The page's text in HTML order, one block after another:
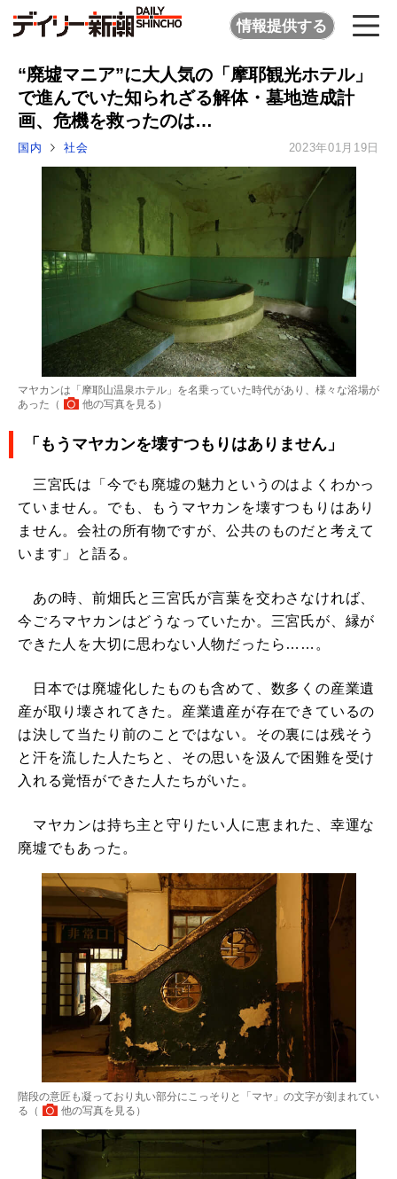
情報提供する
“廃墟マニア”に大人気の「摩耶観光ホテル」
で進んでいた知られざる解体・墓地造成計
画、危機を救ったのは…
国内 社会 2023年01月19日
マヤカンは「摩耶山温泉ホテル」を名乗っていた時代があり、様々な浴場が
あった（
他の写真を見る ）
「もうマヤカンを壊すつもりはありません」
三宮氏は「今でも廃墟の魅力というのはよくわかっ
ていません。でも、もうマヤカンを壊すつもりはあり
ません。会社の所有物ですが、公共のものだと考えて
います」と語る。
あの時、前畑氏と三宮氏が言葉を交わさなければ、
今ごろマヤカンはどうなっていたか。三宮氏が、縁が
できた人を大切に思わない人物だったら……。
日本では廃墟化したものも含めて、数多くの産業遺
産が取り壊されてきた。産業遺産が存在できているの
は決して当たり前のことではない。その裏には残そう
と汗を流した人たちと、その思いを汲んで困難を受け
入れる覚悟ができた人たちがいた。
マヤカンは持ち主と守りたい人に恵まれた、幸運な
廃墟でもあった。
階段の意匠も凝っており丸い部分にこっそりと「マヤ」の文字が刻まれてい
る（
他の写真を見る ）